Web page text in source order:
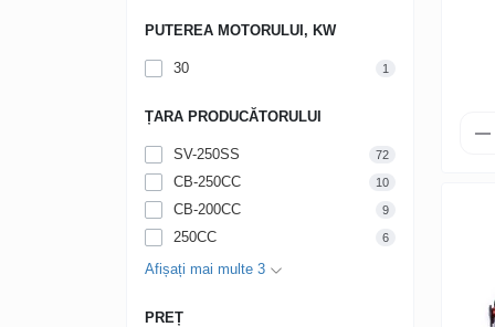
PUTEREA MOTORULUI, KW
30 1
ȚARA PRODUCĂTORULUI
SV-250SS 72
CB-250CC 10
CB-200CC 9
250CC 6
Afișați mai multe 3
PREȚ